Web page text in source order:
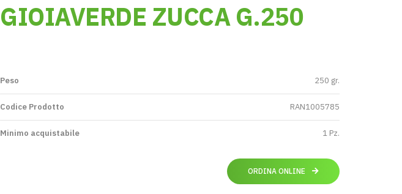
GIOIAVERDE ZUCCA G.250
Peso 250 gr.
Codice Prodotto RAN1005785
Minimo acquistabile 1 Pz.
ORDINA ONLINE